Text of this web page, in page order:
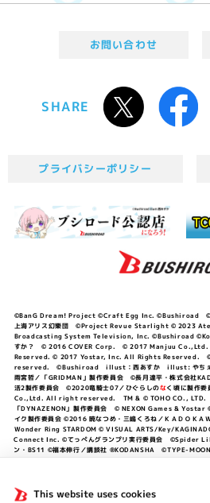
This website uses cookies
お問い合わせ
SHARE
プライバシーポリシー
©BanG Dream! Project ©Craft Egg Inc. ©Bushiroad ©異
上海アリス幻樂団 ©Project Revue Starlight © 2023
Broadcasting System Television, Inc. ©Bushiroad ©Koi
すか？ © 2016 COVER Corp. © 2017 Manjuu
Reserved. © 2017 Yostar, Inc. All Rights Reserved.
reserved. ©Bushiroad illust：西あすか illust: やちぇ
雨宮哲／「GRIDMAN」製作委員会 ©長月達平・株式会社
活2製作委員会 ©2020竜騎士07／ひぐらしのなく頃に製作
Co.,Ltd. All right reserved. TM & © TOHO CO., LTD. ©
「DYNAZENON」製作委員会 © NEXON Games & Yostar
イク製作委員会 ©2016 暁なつめ・三嶋くろね／ＫＡＤＯＫ
Wonder Ring STARDOM © VISUAL ARTS/Key/
Connect Inc. ©てっぺんグランプリ実行委員会 ©Spider
ン・BS11 ©福本伸行／講談社 ®KODANSHA ©TYPE-
©中村力斗・野澤ゆき子／集英社・君のことが大大大大大好